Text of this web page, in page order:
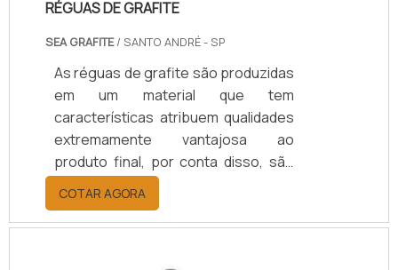
RÉGUAS DE GRAFITE
SEA GRAFITE/ SANTO ANDRÉ - SP
As réguas de grafite são produzidas
em um material que tem
características atribuem qualidades
extremamente vantajosa ao
produto final, por conta disso, são
capazes de compor diversos
dispositivos utilizados na indústria.
Esses produtos ainda têm os
COTAR AGORA